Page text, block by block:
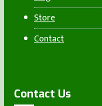
Store
Contact
Contact Us